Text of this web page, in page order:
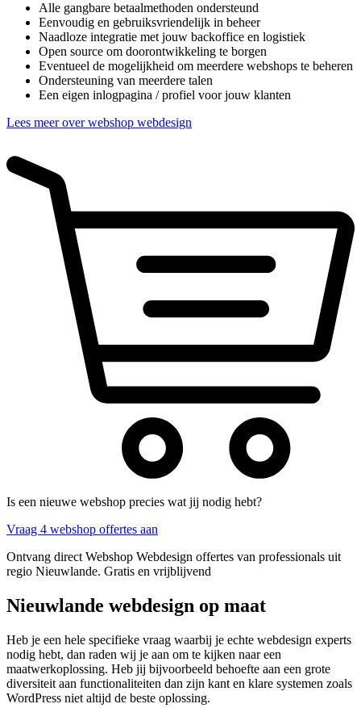
Alle gangbare betaalmethoden ondersteund
Eenvoudig en gebruiksvriendelijk in beheer
Naadloze integratie met jouw backoffice en logistiek
Open source om doorontwikkeling te borgen
Eventueel de mogelijkheid om meerdere webshops te beheren
Ondersteuning van meerdere talen
Een eigen inlogpagina / profiel voor jouw klanten
Lees meer over webshop webdesign
Is een nieuwe webshop precies wat jij nodig hebt?
Vraag 4 webshop offertes aan
Ontvang direct Webshop Webdesign offertes van professionals uit
regio Nieuwlande. Gratis en vrijblijvend
Nieuwlande webdesign op maat
Heb je een hele specifieke vraag waarbij je echte webdesign experts
nodig hebt, dan raden wij je aan om te kijken naar een
maatwerkoplossing. Heb jij bijvoorbeeld behoefte aan een grote
diversiteit aan functionaliteiten dan zijn kant en klare systemen zoals
WordPress niet altijd de beste oplossing.